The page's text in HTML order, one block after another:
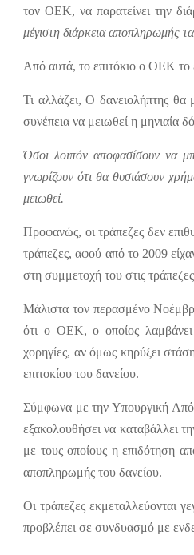
τον ΟΕΚ, να παρατείνει την
μέγιστη διάρκεια αποπληρωμής
Από αυτά, το επιτόκιο ο ΟΕΚ το
Τι αλλάζει, Ο δανειολήπτης θα
συνέπεια να μειωθεί η μηνιαία
Όσοι λοιπόν αποφασίσουν να
γνωρίζουν ότι θα θυσιάσουν
μειωθεί.
Προφανώς, οι τράπεζες δεν
τράπεζες, αφού από το 2009
στη συμμετοχή του στις
Μάλιστα τον περασμένο
ότι ο ΟΕΚ, ο οποίος λαμβάνει
χορηγίες, αν όμως κηρύξει
επιτοκίου του δανείου.
Σύμφωνα με την Υπουργική
εξακολουθήσει να καταβάλλει
με τους οποίους η επιδότηση
αποπληρωμής του δανείου.
Οι τράπεζες εκμεταλλεύονται
προβλέπει σε συνδυασμό με